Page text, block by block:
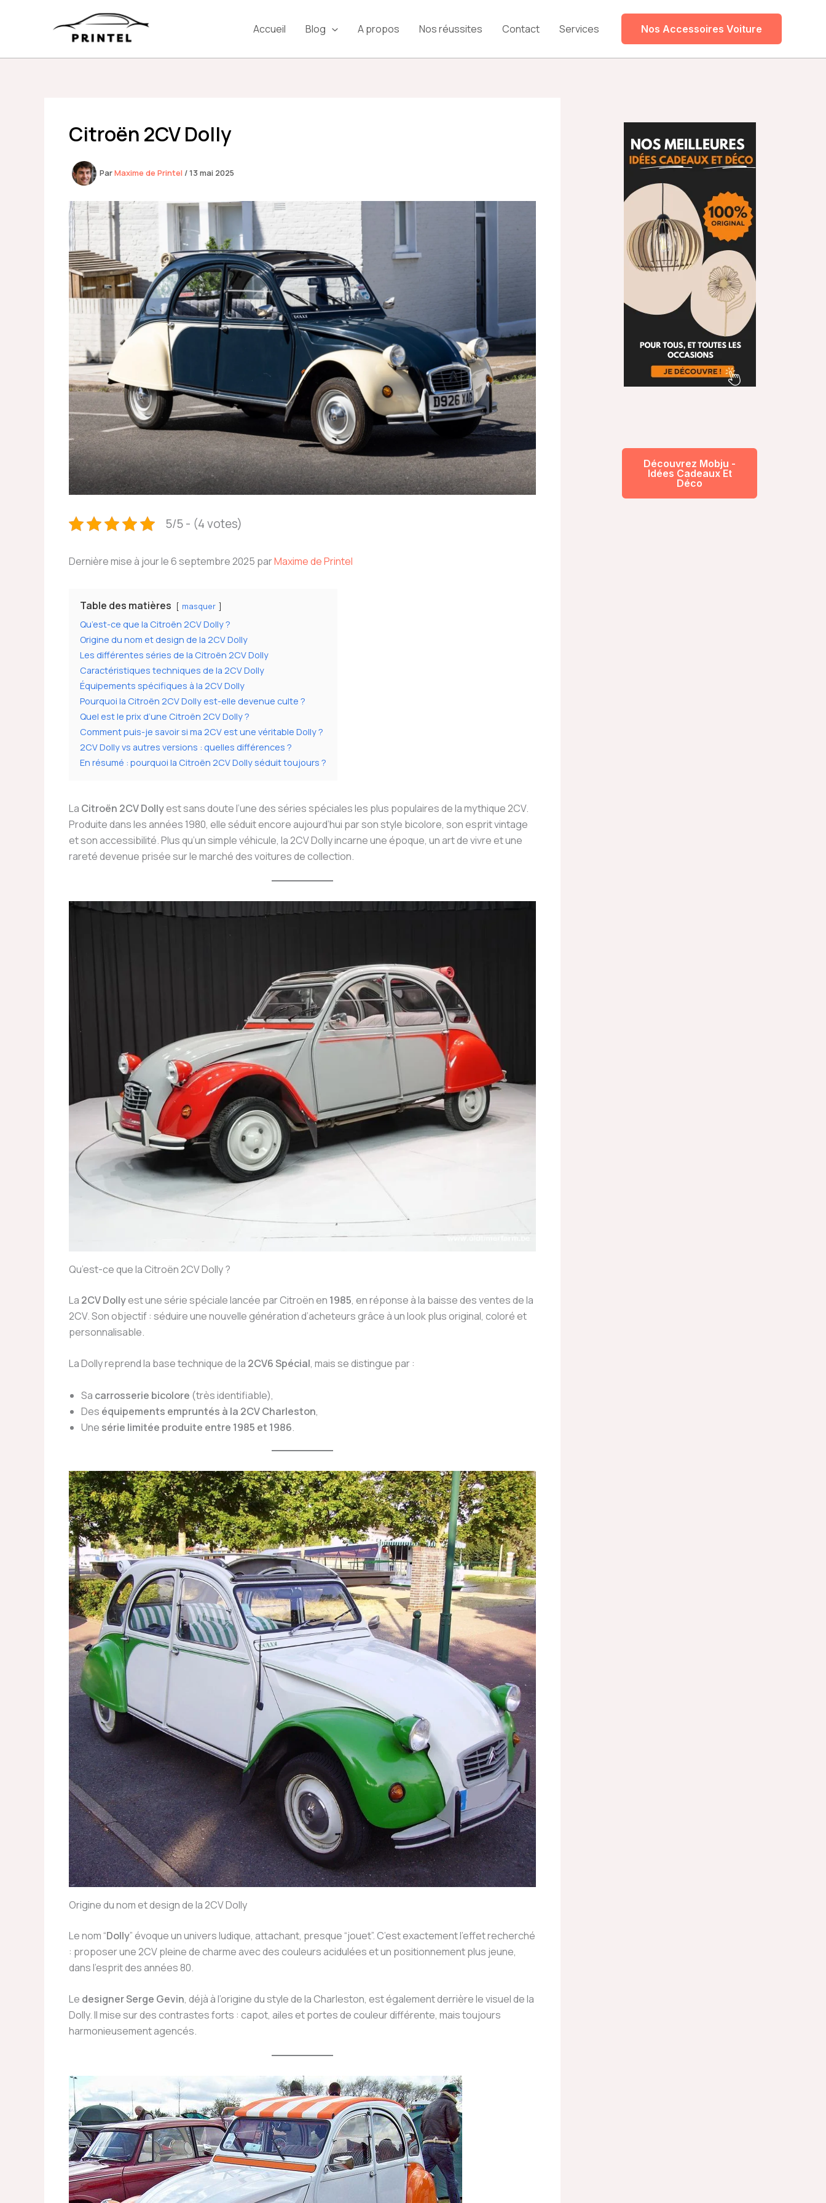
Accueil Blog A propos Nos réussites Contact Services Nos Accessoires Voiture
Citroën 2CV Dolly
ParMaxime de Printel /13 mai 2025
5/5 - (4 votes)
Dernière mise à jour le 6 septembre 2025 parMaxime de Printel
Table des matières masquer
Qu’est-ce que la Citroën 2CV Dolly ?
Origine du nom et design de la 2CV Dolly
Les différentes séries de la Citroën 2CV Dolly
Caractéristiques techniques de la 2CV Dolly
Équipements spécifiques à la 2CV Dolly
Pourquoi la Citroën 2CV Dolly est-elle devenue culte ?
Quel est le prix d’une Citroën 2CV Dolly ?
Comment puis-je savoir si ma 2CV est une véritable Dolly ?
2CV Dolly vs autres versions : quelles différences ?
En résumé : pourquoi la Citroën 2CV Dolly séduit toujours ?
La Citroën 2CV Dollyest sans doute l’une des séries spéciales les plus populaires de la mythique 2CV.
Produite dans les années 1980, elle séduit encore aujourd’hui par son style bicolore, son esprit vintage
et son accessibilité. Plus qu’un simple véhicule, la 2CV Dolly incarne une époque, un art de vivre et une
rareté devenue prisée sur le marché des voitures de collection.
Qu’est-ce que la Citroën 2CV Dolly ?
La 2CV Dollyest une série spéciale lancée par Citroën en 1985, en réponse à la baisse des ventes de la
2CV. Son objectif : séduire une nouvelle génération d’acheteurs grâce à un look plus original, coloré et
personnalisable.
La Dolly reprend la base technique de la 2CV6 Spécial, mais se distingue par :
Sa carrosserie bicolore (très identifiable),
Des équipements empruntés à la 2CV Charleston,
Une série limitée produite entre 1985 et 1986.
Origine du nom et design de la 2CV Dolly
Le nom “Dolly” évoque un univers ludique, attachant, presque “jouet”. C’est exactement l’effet recherché
: proposer une 2CV pleine de charme avec des couleurs acidulées et un positionnement plus jeune,
dans l’esprit des années 80.
Le designer Serge Gevin, déjà à l’origine du style de la Charleston, est également derrière le visuel de la
Dolly. Il mise sur des contrastes forts : capot, ailes et portes de couleur différente, mais toujours
harmonieusement agencés.
Découvrez Mobju -
Idées Cadeaux Et
Déco